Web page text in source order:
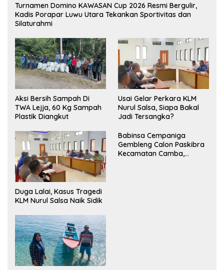
Turnamen Domino KAWASAN Cup 2026 Resmi Bergulir,
Kadis Porapar Luwu Utara Tekankan Sportivitas dan
Silaturahmi
Aksi Bersih Sampah Di
TWA Lejja, 60 Kg Sampah
Plastik Diangkut
‎Usai Gelar Perkara KLM
Nurul Salsa, Siapa Bakal
Jadi Tersangka?
Duga Lalai, Kasus Tragedi
KLM Nurul Salsa Naik Sidik
Babinsa Cempaniga
Gembleng Calon Paskibra
Kecamatan Camba,